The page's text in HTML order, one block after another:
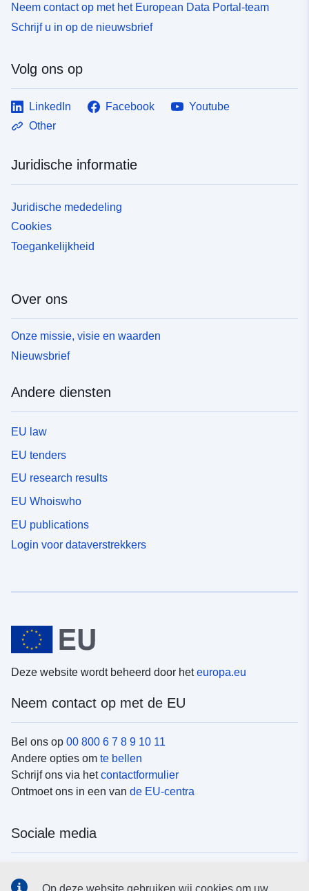
Neem contact op met het European Data Portal-team
Schrijf u in op de nieuwsbrief
Volg ons op
LinkedIn Facebook
Youtube
Other
Juridische informatie
Juridische mededeling
Cookies
Toegankelijkheid
Over ons
Onze missie, visie en waarden
Nieuwsbrief
Andere diensten
EU law
EU tenders
EU research results
EU Whoiswho
EU publications
Login voor dataverstrekkers
Deze website wordt beheerd door heteuropa.eu
Neem contact op met de EU
Bel ons op 00 800 6 7 8 9 10 11
Andere opties om te bellen
Schrijf ons via hetcontactformulier
Ontmoet ons in een van de EU-centra
Sociale media
Op deze website gebruiken wij cookies om uw